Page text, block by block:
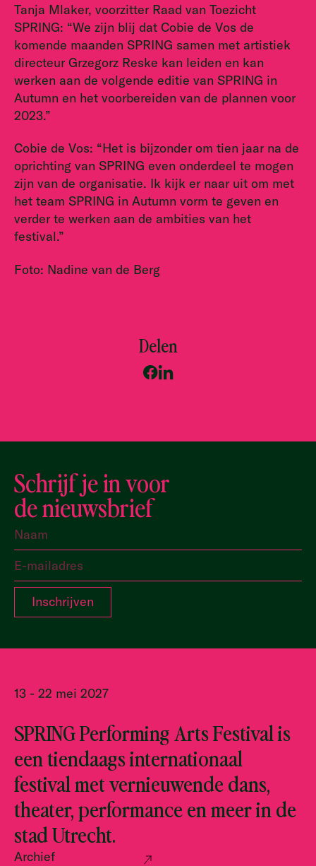
Tanja Mlaker, voorzitter Raad van Toezicht
SPRING: “We zijn blij dat Cobie de Vos de
komende maanden SPRING samen met artistiek
directeur Grzegorz Reske kan leiden en kan
werken aan de volgende editie van SPRING in
Autumn en het voorbereiden van de plannen voor
2023.”
Cobie de Vos: “Het is bijzonder om tien jaar na de
oprichting van SPRING even onderdeel te mogen
zijn van de organisatie. Ik kijk er naar uit om met
het team SPRING in Autumn vorm te geven en
verder te werken aan de ambities van het
festival.”
Foto: Nadine van de Berg
Delen
Schrijf je in voor
de nieuwsbrief
13 - 22 mei 2027
SPRING Performing Arts Festival is
een tiendaags internationaal
festival met vernieuwende dans,
theater, performance en meer in de
stad Utrecht.
Archief